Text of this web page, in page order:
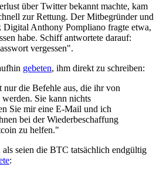
über Twitter bekannt machte, kam
zur Rettung. Der Mitbegründer und
Digital Anthony Pompliano fragte etwa,
habe. Schiff antwortete darauf:
vergessen".
gebeten, ihm direkt zu schreiben:
die Befehle aus, die ihr von
Sie kann nichts
Sie mir eine E-Mail und ich
bei der Wiederbeschaffung
zu helfen."
als seien die BTC tatsächlich endgültig
: